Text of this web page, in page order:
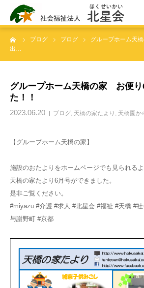
ブログ ブログ
グループホーム天
出…
グループホーム天橋の家 お便り
た！！
2023.06.20 ブログ, 天橋の家たより , 天橋園か
【グループホーム天橋の家】
施設のおたよりをホームページでも見られるよ
天橋の家たより6月号ができました。
是非ご覧ください。
#miyazu #介護 #求人 #北星会 #福祉 #天橋 #
与謝野町 #京都
ホーム
事業所案内・ご利用案内